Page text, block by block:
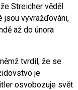
Streicher věděl
jsou vyvražďováni,
až do února
tvrdil, že se
je
osvobozuje svět